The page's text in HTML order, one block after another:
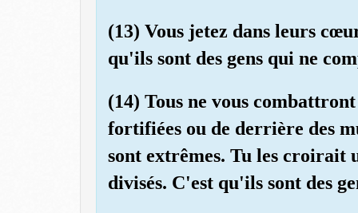
(13) Vous jetez dans leurs
qu'ils sont des gens qui ne
(14) Tous ne vous
fortifiées ou de derrière des
sont extrêmes. Tu les croirait
divisés. C'est qu'ils sont des